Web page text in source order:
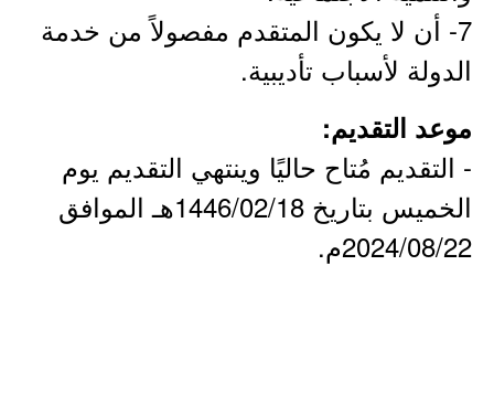
7- أن لا يكون المتقدم مفصولاً من خدمة
الدولة لأسباب تأديبية.
موعد التقديم:
- التقديم مُتاح حاليًا وينتهي التقديم يوم
الخميس بتاريخ 1446/02/18هـ الموافق
2024/08/22م.